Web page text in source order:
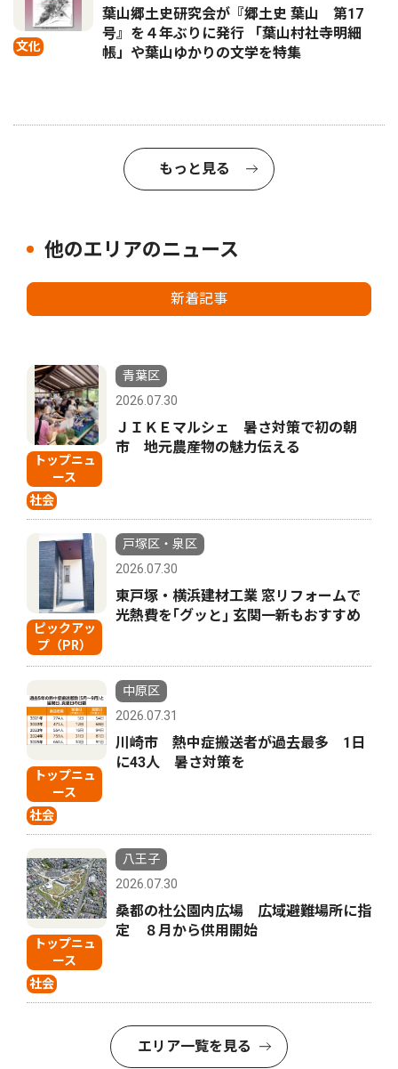
文化
葉山郷土史研究会が『郷土史 葉山 第17
号』を４年ぶりに発行 「葉山村社寺明細
帳」や葉山ゆかりの文学を特集
もっと見る
他のエリアのニュース
新着記事
トップニュ
ース
社会
青葉区
2026.07.30
ＪＩＫＥマルシェ 暑さ対策で初の朝
市 地元農産物の魅力伝える
ピックアッ
プ（PR）
戸塚区・泉区
2026.07.30
東戸塚・横浜建材工業 窓リフォームで
光熱費を｢グッと｣ 玄関一新もおすすめ
トップニュ
ース
社会
中原区
2026.07.31
川崎市 熱中症搬送者が過去最多 1日
に43人 暑さ対策を
トップニュ
ース
社会
八王子
2026.07.30
桑都の杜公園内広場 広域避難場所に指
定 ８月から供用開始
エリア一覧を見る